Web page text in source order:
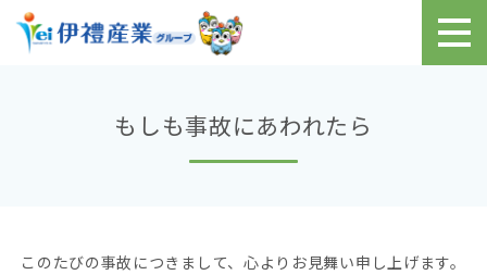
もしも事故にあわれたら
このたびの事故につきまして、心よりお見舞い申し上げます。